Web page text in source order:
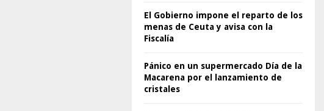
El Gobierno impone el reparto de los
menas de Ceuta y avisa con la
Fiscalía
Pánico en un supermercado Día de la
Macarena por el lanzamiento de
cristales